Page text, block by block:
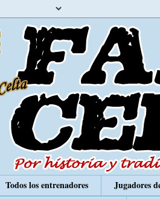
Todos los entrenadores Jugadores